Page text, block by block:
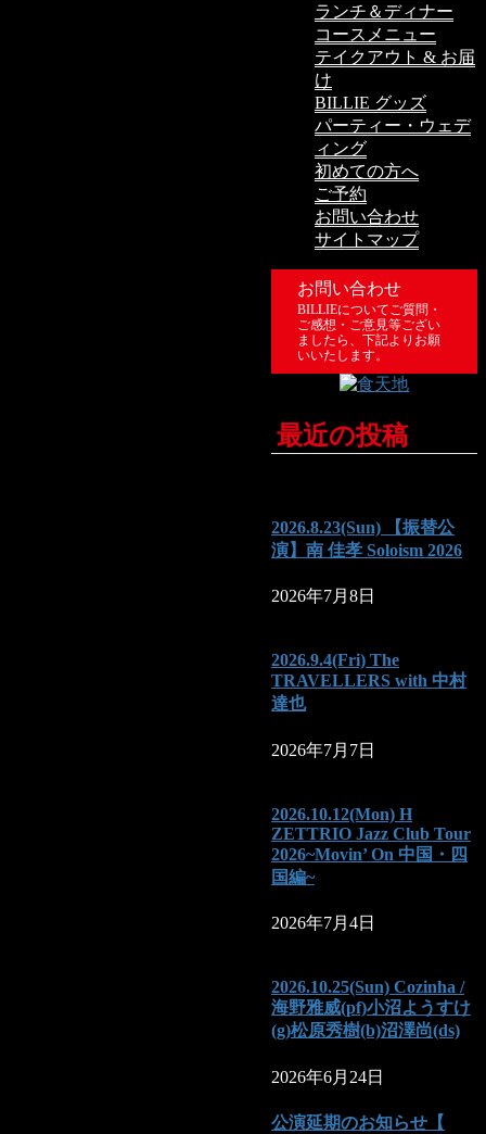
ランチ＆ディナー
コースメニュー
テイクアウト & お届
け
BILLIE グッズ
パーティー・ウェデ
ィング
初めての方へ
ご予約
お問い合わせ
サイトマップ
お問い合わせ
BILLIEについてご質問・
ご感想・ご意見等ござい
ましたら、下記よりお願
いいたします。
最近の投稿
2026.8.23(Sun) 【振替公
演】南 佳孝 Soloism 2026
2026年7月8日
2026.9.4(Fri) The
TRAVELLERS with 中村
達也
2026年7月7日
2026.10.12(Mon) H
ZETTRIO Jazz Club Tour
2026~Movin’ On 中国・四
国編~
2026年7月4日
2026.10.25(Sun) Cozinha /
海野雅威(pf)小沼ようすけ
(g)松原秀樹(b)沼澤尚(ds)
2026年6月24日
公演延期のお知らせ【